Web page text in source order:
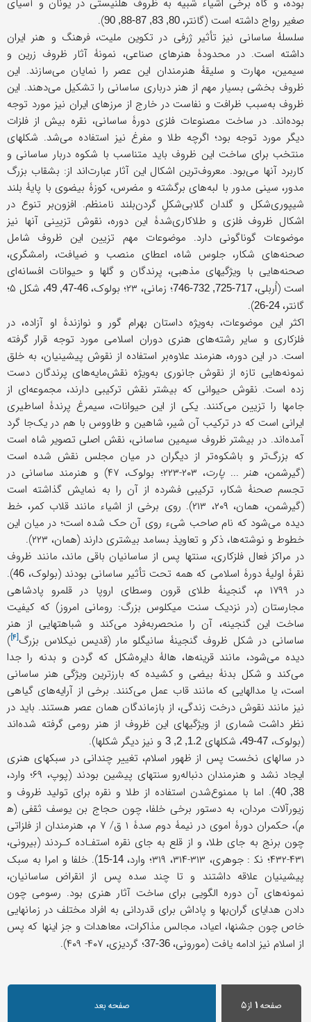
صغیر رواج داشته است (گانتر،
).
سلسلۀ ساسانی نیز تأثير ژرفی در تکوين مليت، فرهنگ و هنر ايران
داشته‌ است. در محدودۀ هنرهای صناعی، نمونۀ آثار ظروف زرين و
سيمين، مهارت و سليقۀ هنرمندان اين عصر را نمايان می‌سازند. اين
ظروف بخشی بسيار مهم از هنر درباری ساسانی را تشکيل می‌دهند. اين
ظروف به‌سبب ظرافت و نفاست در خارج از مرزهای ايران نيز مورد توجه
بوده‌اند. در ساخت مصنوعات فلزی دورۀ ساسانی، نقره بيش از فلزات
ديگر مورد توجه بود؛ اگرچه طلا و مفرغ نيز استفاده می‌شد. شکلهای
منتخب برای ساخت اين ظروف بايد متناسب با شکوه دربار ساسانی و
کاربرد آنها می‌بود. معروف‌ترين اشکال اين آثار عبارت‌اند از: بشقاب بزرگ
مدور، سينی مدور با لبه‌های برگشته و مضرس، کوزۀ بيضوی با پايۀ بلند
شيپوری‌شکل و گلدان گلابی‌شکلِ گردن‌بلند نامنظم. افزون‌بر تنوع در
اشکال ظروف فلزی و طلاکاری‌شدۀ اين دوره، نقوش تزيينی آنها نيز
موضوعات گوناگونی دارد. موضوعات مهم تزيين اين ظروف شامل
صحنه‌های شکار، جلوس شاه، اعطای منصب و ضيافت، رامشگری،
صحنه‌هايی با ويژگیهای مذهبی، پرندگان و گلها و حيوانات افسانه‌ای
است (اُربلی،
؛ زمانی، ۲۳؛ بولوک،
، شکل ۵؛
گانتر،
).
اکثر اين موضوعات، به‌ويژه داستان بهرام گور و نوازندۀ او آزاده، در
فلزکاری و ساير رشته‌های هنری دوران اسلامی مورد توجه قرار گرفته
است. در اين دوره، هنرمند علاوه‌بر استفاده از نقوش پيشينيان، به خلق
نمونه‌هایی تازه‌ از نقوش جانوری به‌ويژه نقش‌مايه‌های پرندگان دست
زده است. نقوش حيوانی که بیشتر نقش ترکيبی دارند، مجموعه‌ای از
جامها را تزيين می‌کنند. يکی از اين حيوانات، سيمرغ پرندۀ اساطيری
ايرانی است که در ترکيب آن شير، شاهين و طاووس با هم در يک‌جا گرد
آمده‌اند. در بيشتر ظروف سيمين ساسانی، نقش اصلی تصوير شاه است
که بزرگ‌تر و باشکوه‌تر از ديگران در ميان مجلس نقش شده است
(گیرشمن، هنر ...پارت
، ۲۰۳-۲۲۳؛ بولوک، ۴۷) و هنرمند ساسانی در
تجسم صحنۀ شکار، ترکيبی فشرده از آن را به نمايش گذاشته است
(گیرشمن، همان، ۲۰۹، ۲۱۳). روی برخی از اشیاء مانند قلاب کمر، خط
دیده می‌شود که نام صاحب شیء روی آن حک شده است؛ در ميان اين
خطوط و نوشته‌ها، ذکر و تعاویذ بسامد بيشتری دارند (همان، ۲۲۳).
در مراکز فعال فلزکاری، سنتها پس از ساسانیان باقی ماند، مانند ظروف
نقرۀ اولیۀ دورۀ اسلامی که همه تحت تأثیر ساسانی بودند (بولوک، 46
).
در ۱۷۹۹ م، گنجینۀ طلای قرون وسطای اروپا در قلمرو پادشاهی
مجارستان (در نزدیک سنت میکلوس بزرگ: رومانی امروز) که کیفیت
ساخت این گنجینه، آن را منحصربه‌فرد می‌کند و شباهتهایی از هنر
ساسانی در شکل ظروف گنجینۀ سانیگلو مار (قدیس نیکلاس بزرگ[۴] )
دیده می‌شود، مانند قرینه‌ها، هالۀ دایره‌شکل که گردن و بدنه را جدا
می‌کند و شکل بدنۀ بیضی و کشیده که بارزترین ویژگی هنر ساسانی
است، یا مدالهایی که مانند قاب عمل می‌کنند. برخی از آرایه‌های گیاهی
نیز مانند نقوش درخت زندگی، از بازماندگان همان عصر هستند. باید در
نظر داشت شماری از ویژگیهای این ظروف از هنر رومی گرفته شده‌اند
(بولوک، 47-49 ، شکلهای 1.2, 2, 3
و نیز دیگر شکلها).
در سالهای نخست پس از ظهور اسلام، تغییر چندانی در سبکهای هنری
ایجاد نشد و هنرمندان دنباله‌رو سنتهای پیشین بودند (پوپ، ۶۹؛ وارد،
38, 40
). اما با ممنوع‌شدن استفاده از طلا و نقره برای تولید ظروف و
زیورآلات مردان، به دستور برخی خلفا، چون حجاج بن یوسف ثقفی (ه‍
م)، حکمران دورۀ اموی در نیمۀ دوم سدۀ ۱ ق/ ۷ م، هنرمندان از فلزاتی
چون برنج به جای طلا، و از قلع به جای نقره استفـاده کـردند (بیرونی،
۴۳۱-۴۳۲؛ نک‍ : جوهری، ۳۱۳-۳۱۴، ۳۱۹؛ وارد،
). خلفا و امرا به سبک
پیشینیان علاقه داشتند و تا چند سده پس از انقراض ساسانیان،
نمونه‌های آن دوره الگویی برای ساخت آثار هنری بود. رسومی چون
دادن هدایای گران‌بها و پاداش برای قدردانی به افراد مختلف در زمانهایی
خاص چون جشنها، اعیاد، مجالس مذاکرات، معاهدات و جز اینها که پس
از اسلام نیز ادامه یافت (مورونی،
؛ گردیزی، ۴۰۷- ۴۰۹).
صفحه۱ از۵ صفحه بعد